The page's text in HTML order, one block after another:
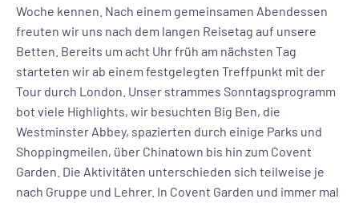
Woche kennen. Nach einem gemeinsamen Abendessen
freuten wir uns nach dem langen Reisetag auf unsere
Betten. Bereits um acht Uhr früh am nächsten Tag
starteten wir ab einem festgelegten Treffpunkt mit der
Tour durch London. Unser strammes Sonntagsprogramm
bot viele Highlights, wir besuchten Big Ben, die
Westminster Abbey, spazierten durch einige Parks und
Shoppingmeilen, über Chinatown bis hin zum Covent
Garden. Die Aktivitäten unterschieden sich teilweise je
nach Gruppe und Lehrer. In Covent Garden und immer mal